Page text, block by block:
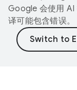
Google 会使用 AI
译可能包含错误。